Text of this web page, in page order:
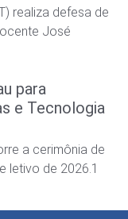
realiza defesa de
José
para
e Tecnologia
a cerimônia de
letivo de 2026.1